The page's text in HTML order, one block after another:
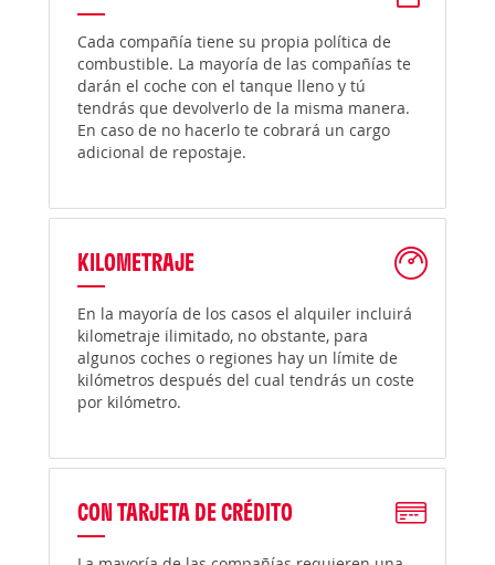
Cada compañía tiene su propia política de
combustible. La mayoría de las compañías te
darán el coche con el tanque lleno y tú
tendrás que devolverlo de la misma manera.
En caso de no hacerlo te cobrará un cargo
adicional de repostaje.
KILOMETRAJE
En la mayoría de los casos el alquiler incluirá
kilometraje ilimitado, no obstante, para
algunos coches o regiones hay un límite de
kilómetros después del cual tendrás un coste
por kilómetro.
CON TARJETA DE CRÉDITO